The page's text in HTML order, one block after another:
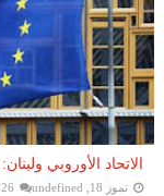
الاتحاد الأوروبي
تموز 18, 2026 undefined